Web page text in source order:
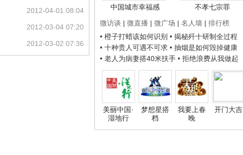
中国城市幸福感
不孝七宗罪
微访谈 | 微直播 | 微广场 | 名人墙 | 排行榜
• 橙子打蜡该如何识别 • 揭秘歼十研制全过程
• 十种贵人可遇不可求 • 抽烟是如何毁掉健康
• 老人为病妻搭40米扶手 • 拒绝浪费从我做起
美丽中国·
湿地行
梦想星搭
档
我要上春
晚
开门大吉
2012-04-01 08:04
2012-03-04 07:20
2012-03-02 07:36